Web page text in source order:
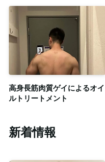
サージ！◎個室完備
高身長筋肉質ゲイによるオイ
ルトリートメント
新着情報